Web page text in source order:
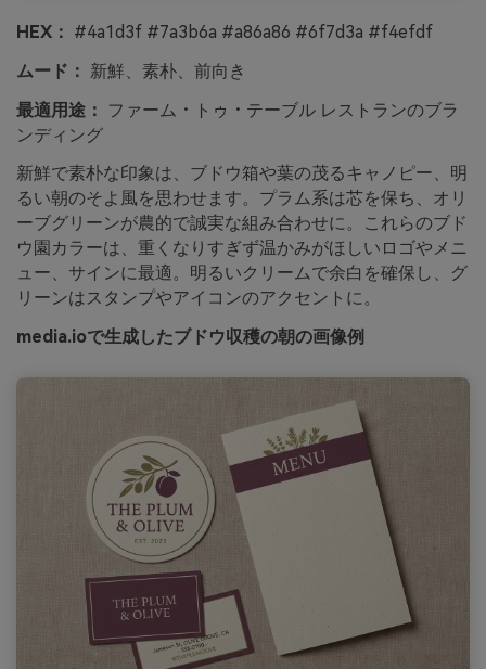
HEX： #4a1d3f #7a3b6a #a86a86 #6f7d3a #f4efdf
ムード： 新鮮、素朴、前向き
最適用途：
ファーム・トゥ・テーブル レストランのブラ
ンディング
新鮮で素朴な印象は、ブドウ箱や葉の茂るキャノピー、明
るい朝のそよ風を思わせます。プラム系は芯を保ち、オリ
ーブグリーンが農的で誠実な組み合わせに。これらのブド
ウ園カラーは、重くなりすぎず温かみがほしいロゴやメニ
ュー、サインに最適。明るいクリームで余白を確保し、グ
リーンはスタンプやアイコンのアクセントに。
media.ioで生成したブドウ収穫の朝の画像例